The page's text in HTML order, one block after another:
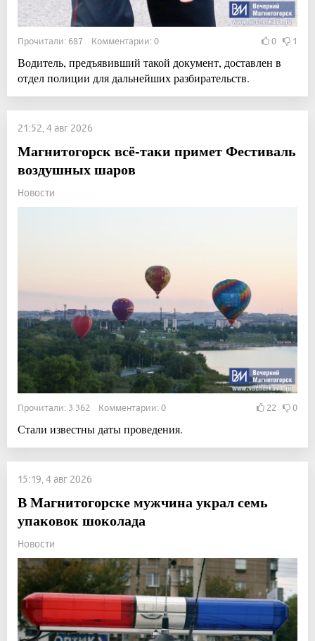
Прочитали: 687 Комментарии: 0 0 1
Водитель, предъявивший такой документ, доставлен в
отдел полиции для дальнейших разбирательств.
21:52, 4 авг 2026
Магнитогорск всё-таки примет Фестиваль
воздушных шаров
Новости
Прочитали: 3 362 Комментарии: 0 22 0
Стали известны даты проведения.
15:19, 4 авг 2026
В Магнитогорске мужчина украл семь
упаковок шоколада
Новости